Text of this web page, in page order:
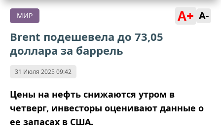
МИР A+ A-
Brent подешевела до 73,05
доллара за баррель
31 Июля 2025 09:42
Цены на нефть снижаются утром в
четверг, инвесторы оценивают данные о
ее запасах в США.